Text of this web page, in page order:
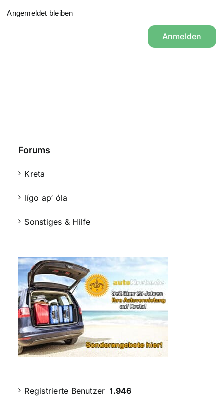
Angemeldet bleiben
Anmelden
Forums
Kreta
lígo ap‘ óla
Sonstiges & Hilfe
Registrierte Benutzer 1.946